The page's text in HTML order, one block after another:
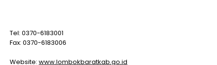
Tel: 0370-6183001
Fax: 0370-6183006
Website: www.lombokbaratkab.go.id